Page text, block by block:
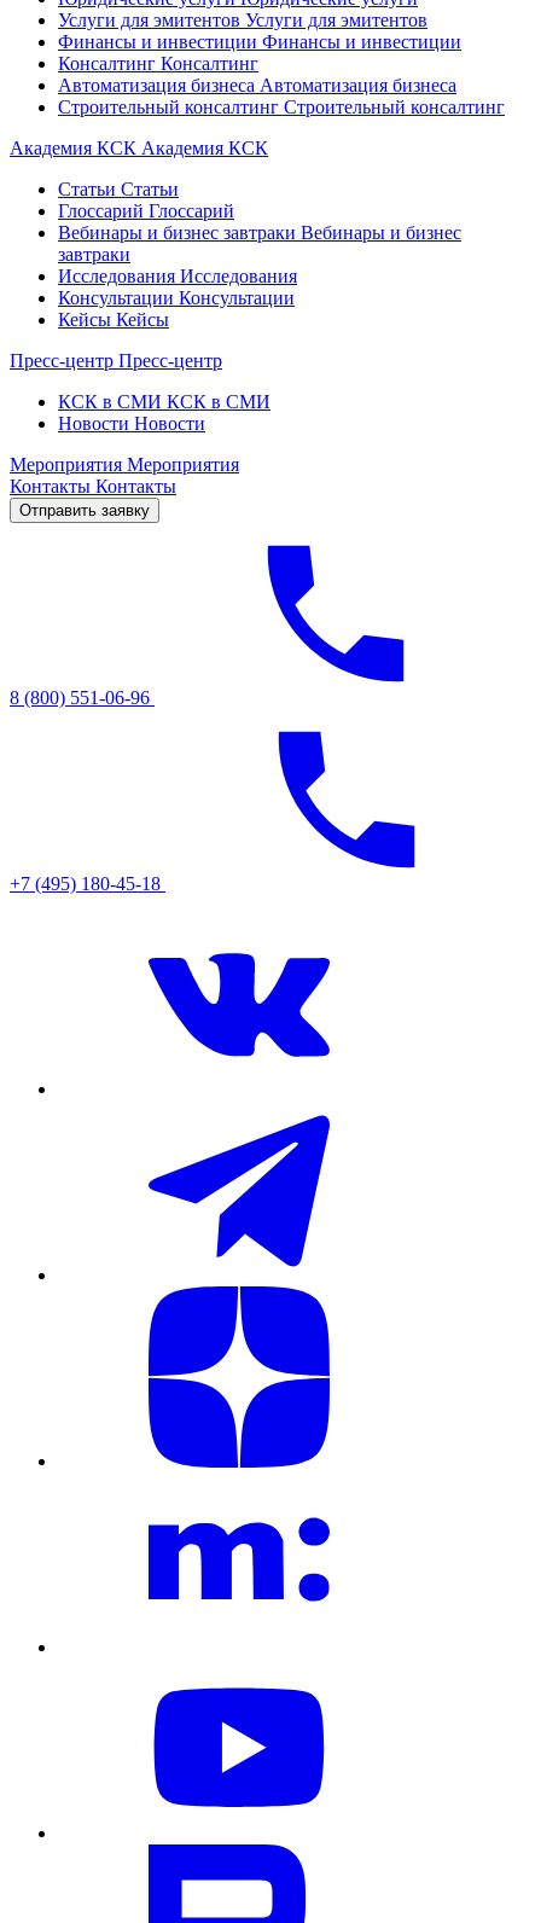
Услуги для эмитентов Услуги для эмитентов
Финансы и инвестиции Финансы и инвестиции
Консалтинг Консалтинг
Автоматизация бизнеса Автоматизация бизнеса
Строительный консалтинг Строительный консалтинг
Академия КСК Академия КСК
Статьи Статьи
Глоссарий Глоссарий
Вебинары и бизнес завтраки Вебинары и бизнес
завтраки
Исследования Исследования
Консультации Консультации
Кейсы Кейсы
Пресс-центр Пресс-центр
КСК в СМИ КСК в СМИ
Новости Новости
Мероприятия Мероприятия
Контакты Контакты
Отправить заявку
8 (800) 551-06-96
+7 (495) 180-45-18